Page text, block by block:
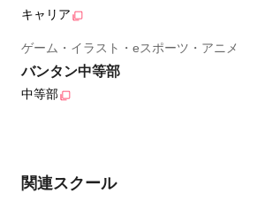
キャリア
ゲーム・イラスト・eスポーツ・アニメ
バンタン中等部
中等部
関連スクール